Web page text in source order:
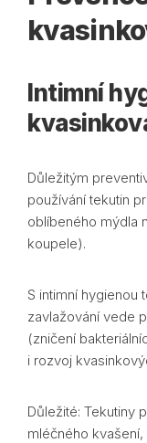
Intimní
Důležitým
používání tekutin
oblíbeného mýdla
koupele).
S intimní hygienou
zavlažování vede
(zničení
i rozvoj
Důležité: Tekutiny
mléčného